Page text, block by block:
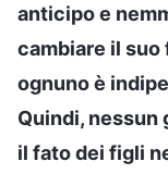
anticipo e
cambiare il suo
ognuno è
Quindi,
il fato dei figli